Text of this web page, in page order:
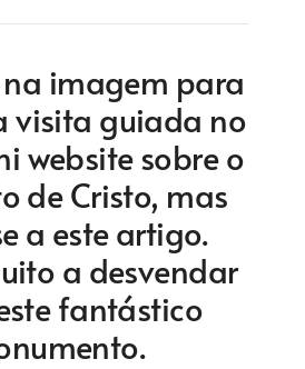
imagem para
visita guiada no
website sobre o
de Cristo, mas
a este artigo.
a desvendar
fantástico